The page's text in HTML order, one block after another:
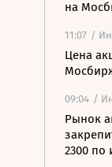
на
11:07 /
Цена
09:04 /
Рынок
2300 по